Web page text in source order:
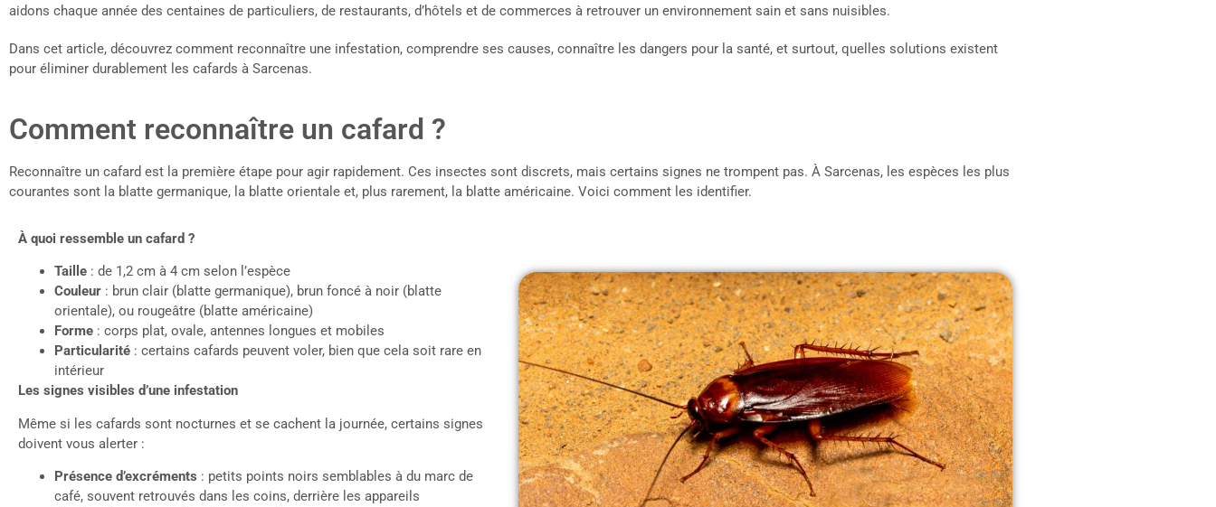
aidons chaque année des centaines de particuliers, de restaurants, d’hôtels et de commerces à retrouver un environnement sain et sans nuisibles.
Dans cet article, découvrez comment reconnaître une infestation, comprendre ses causes, connaître les dangers pour la santé, et surtout, quelles solutions existent
pour éliminer durablement les cafards à Sarcenas.
Comment reconnaître un cafard ?
Reconnaître un cafard est la première étape pour agir rapidement. Ces insectes sont discrets, mais certains signes ne trompent pas. À Sarcenas, les espèces les plus
courantes sont la blatte germanique, la blatte orientale et, plus rarement, la blatte américaine. Voici comment les identifier.
À quoi ressemble un cafard ?
Taille : de 1,2 cm à 4 cm selon l’espèce
Couleur : brun clair (blatte germanique), brun foncé à noir (blatte
orientale), ou rougeâtre (blatte américaine)
Forme : corps plat, ovale, antennes longues et mobiles
Particularité : certains cafards peuvent voler, bien que cela soit rare en
intérieur
Les signes visibles d’une infestation
Même si les cafards sont nocturnes et se cachent la journée, certains signes
doivent vous alerter :
Présence d’excréments : petits points noirs semblables à du marc de
café, souvent retrouvés dans les coins, derrière les appareils